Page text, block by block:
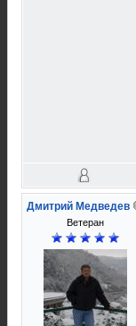
Дмитрий Медведев
Ветеран